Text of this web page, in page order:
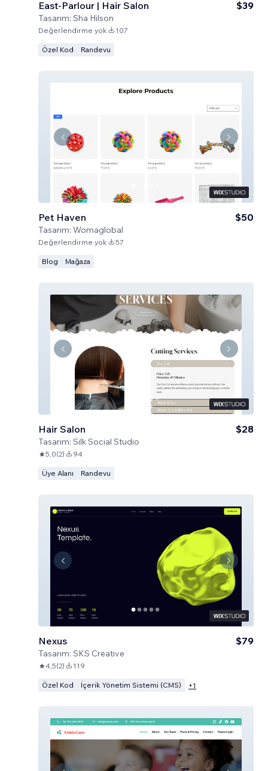
East-Parlour | Hair Salon
Tasarım: Sha Hilson
$39
Değerlendirme yok 107
Özel Kod Randevu
Pet Haven
Tasarım: Womaglobal
$50
Değerlendirme yok 57
Blog Mağaza
Hair Salon
Tasarım: Silk Social Studio
$28
5,0(2) 94
Üye Alanı Randevu
Nexus
Tasarım: SKS Creative
$79
4,5(2) 119
Özel Kod İçerik Yönetim Sistemi (CMS) +1